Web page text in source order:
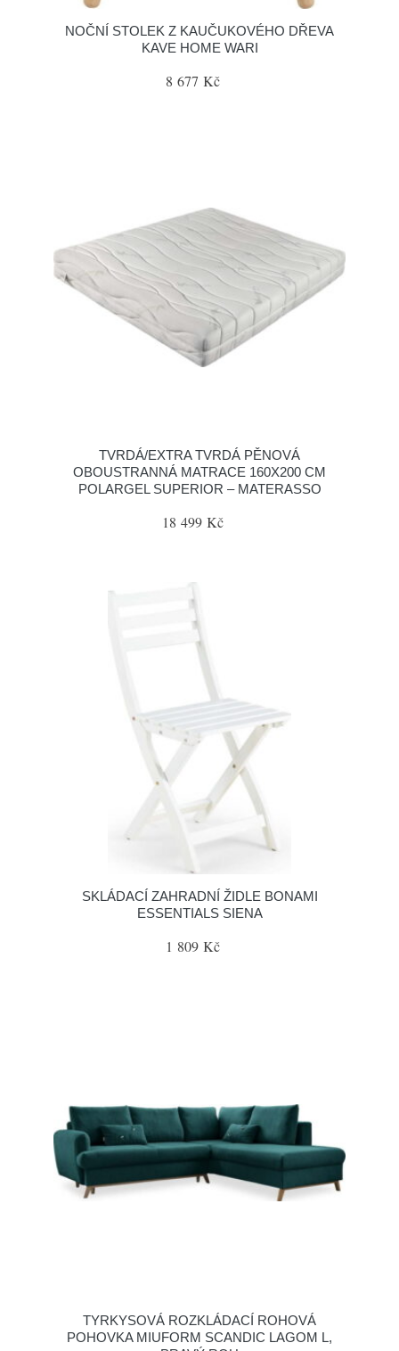
NOČNÍ STOLEK Z KAUČUKOVÉHO DŘEVA
KAVE HOME WARI
8 677 Kč
TVRDÁ/EXTRA TVRDÁ PĚNOVÁ
OBOUSTRANNÁ MATRACE 160X200 CM
POLARGEL SUPERIOR – MATERASSO
18 499 Kč
SKLÁDACÍ ZAHRADNÍ ŽIDLE BONAMI
ESSENTIALS SIENA
1 809 Kč
TYRKYSOVÁ ROZKLÁDACÍ ROHOVÁ
POHOVKA MIUFORM SCANDIC LAGOM L,